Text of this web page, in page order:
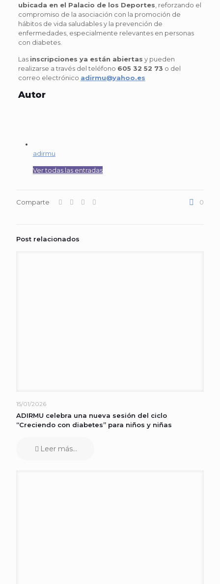
ubicada en el Palacio de los Deportes , reforzando el
compromiso de la asociación con la promoción de
hábitos de vida saludables y la prevención de
enfermedades, especialmente relevantes en personas
con diabetes.
Las inscripciones ya están abiertas y pueden
realizarse a través del teléfono 605 32 52 73 o del
correo electrónico adirmu@yahoo.es
Autor
adirmu
Ver todas las entradas
Comparte 0
Post relacionados
15/01/2026
ADIRMU celebra una nueva sesión del ciclo
“Creciendo con diabetes” para niños y niñas
Leer más...